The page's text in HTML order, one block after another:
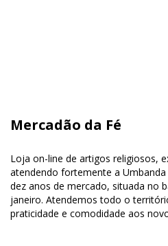
Mercadão da Fé
Loja on-line de artigos religiosos,
atendendo fortemente a
dez anos de mercado, situada no
janeiro. Atendemos todo o
praticidade e comodidade aos